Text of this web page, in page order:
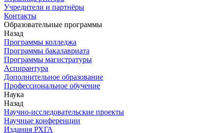
Учредители и партнёры
Контакты
Образовательные программы
Назад
Программы колледжа
Программы бакалавриата
Программы магистратуры
Аспирантура
Дополнительное образование
Профессиональное обучение
Наука
Назад
Научно-исследовательские проекты
Научные конференции
Издания РХГА